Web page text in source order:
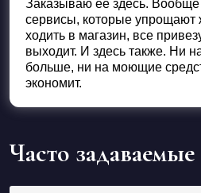
Заказываю ее здесь. Вообще
сервисы, которые упрощают
ходить в магазин, все
выходит. И здесь также. Ни
больше, ни на моющие
экономит.
Часто задаваемые